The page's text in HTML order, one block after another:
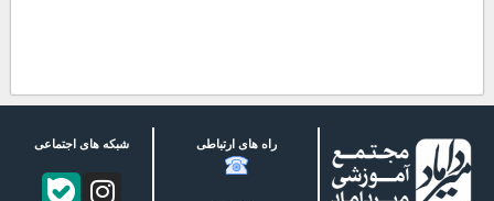
راه های ارتباطی شبکه های اجتماعی